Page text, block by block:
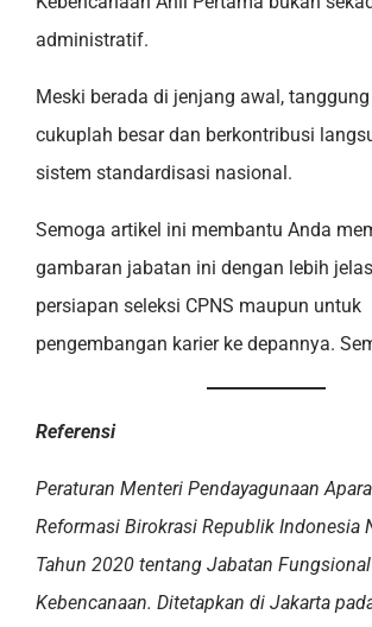
administratif.
Meski berada di jenjang awal,
cukuplah besar dan berkontribusi
sistem standardisasi nasional.
Semoga artikel ini membantu Anda
gambaran jabatan ini dengan lebih
persiapan seleksi CPNS maupun untuk
pengembangan karier ke depannya.
Referensi
Peraturan Menteri Pendayagunaan
Reformasi Birokrasi Republik Indonesia
Tahun 2020 tentang Jabatan
Kebencanaan. Ditetapkan di Jakarta